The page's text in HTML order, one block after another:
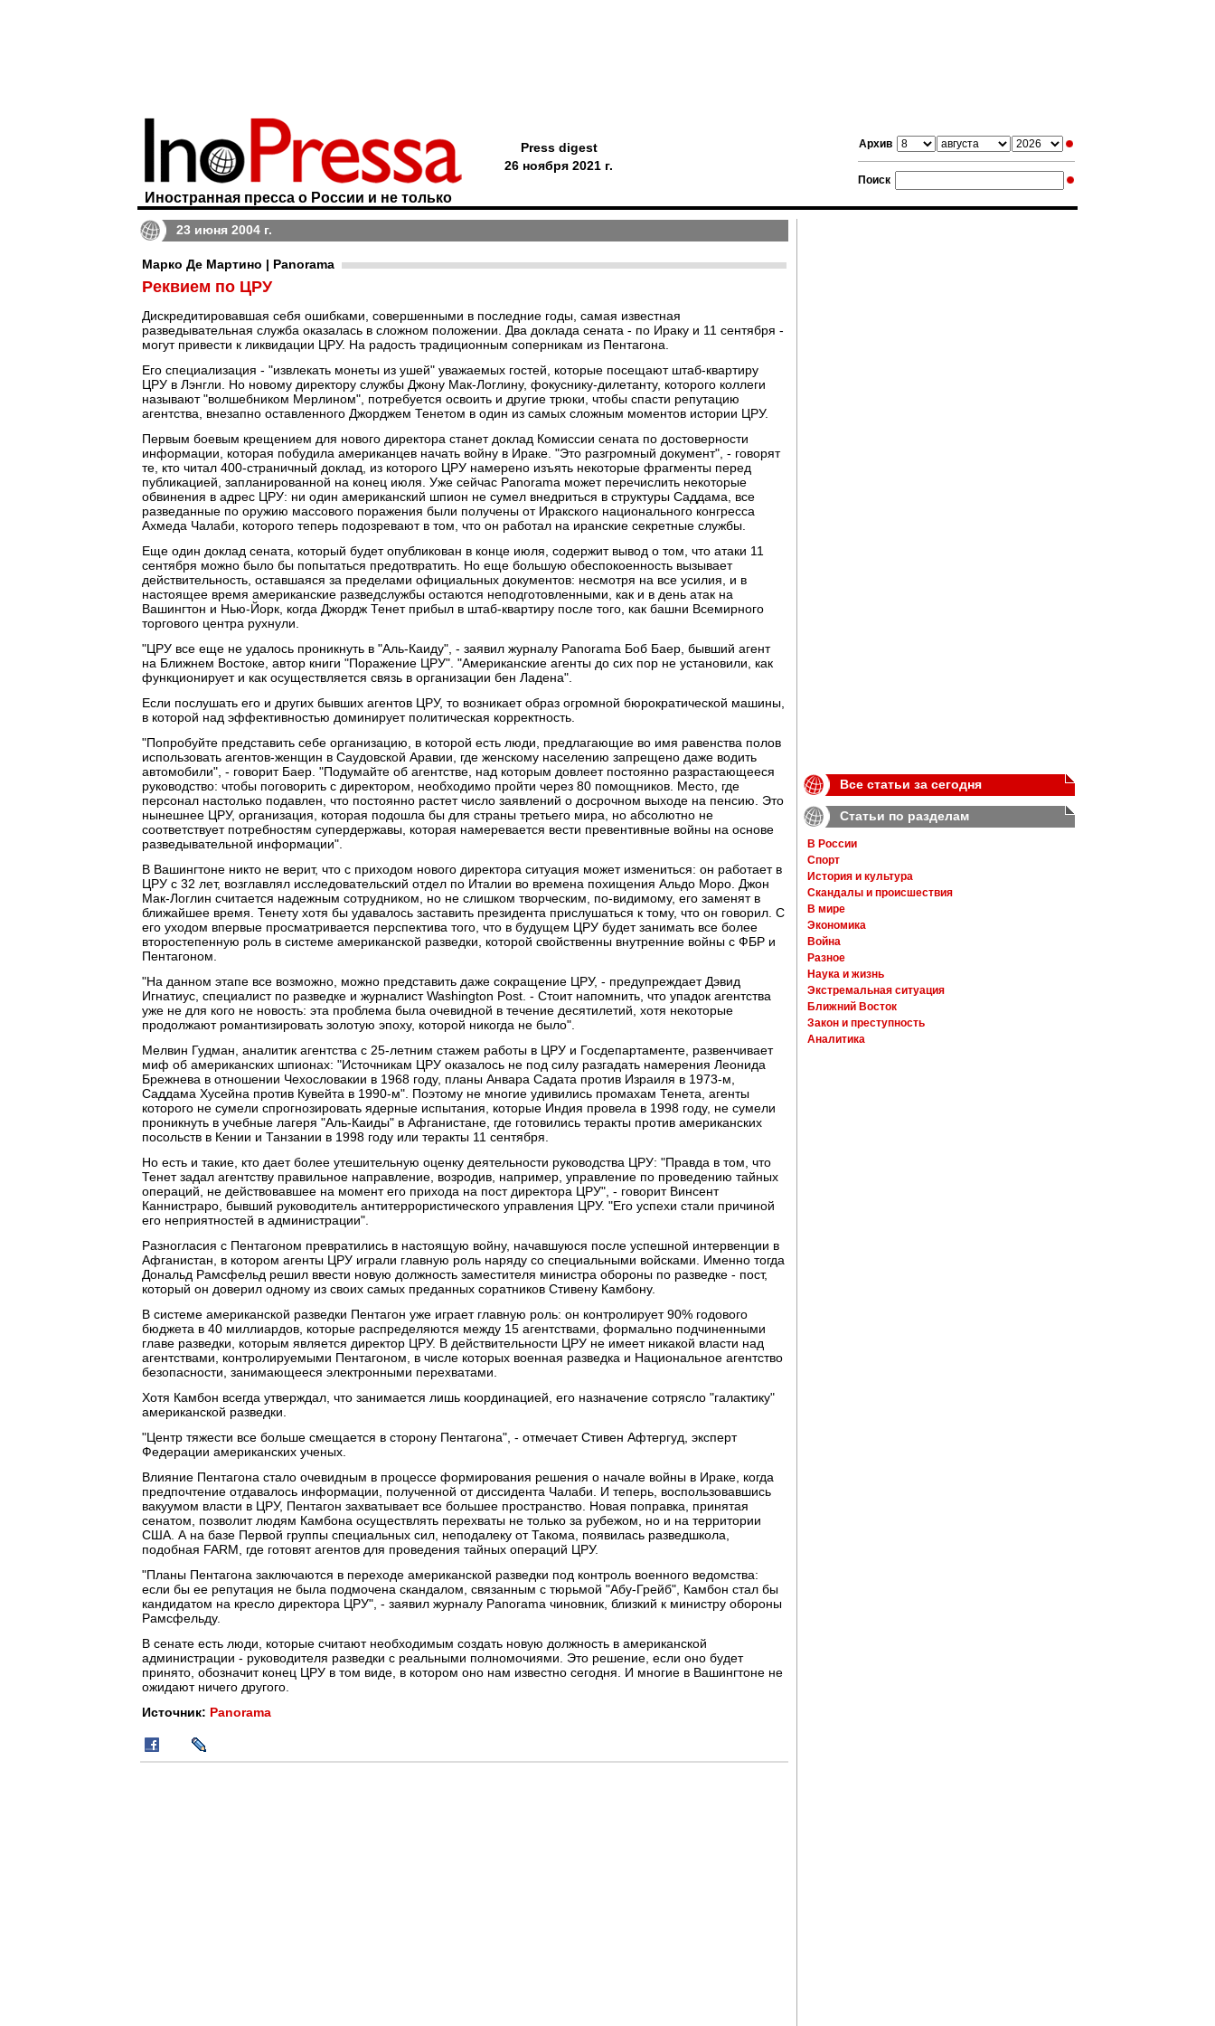
Архив
Поиск
Иностранная пресса о России и не только
Press digest
26 ноября 2021 г.
23 июня 2004 г.
Марко Де Мартино | Panorama
Реквием по ЦРУ
Дискредитировавшая себя ошибками, совершенными в последние годы, самая известная
разведывательная служба оказалась в сложном положении. Два доклада сената - по Ираку и 11 сентября -
могут привести к ликвидации ЦРУ. На радость традиционным соперникам из Пентагона.
Его специализация - "извлекать монеты из ушей" уважаемых гостей, которые посещают штаб-квартиру
ЦРУ в Лэнгли. Но новому директору службы Джону Мак-Логлину, фокуснику-дилетанту, которого коллеги
называют "волшебником Мерлином", потребуется освоить и другие трюки, чтобы спасти репутацию
агентства, внезапно оставленного Джорджем Тенетом в один из самых сложным моментов истории ЦРУ.
Первым боевым крещением для нового директора станет доклад Комиссии сената по достоверности
информации, которая побудила американцев начать войну в Ираке. "Это разгромный документ", - говорят
те, кто читал 400-страничный доклад, из которого ЦРУ намерено изъять некоторые фрагменты перед
публикацией, запланированной на конец июля. Уже сейчас Panorama может перечислить некоторые
обвинения в адрес ЦРУ: ни один американский шпион не сумел внедриться в структуры Саддама, все
разведанные по оружию массового поражения были получены от Иракского национального конгресса
Ахмеда Чалаби, которого теперь подозревают в том, что он работал на иранские секретные службы.
Еще один доклад сената, который будет опубликован в конце июля, содержит вывод о том, что атаки 11
сентября можно было бы попытаться предотвратить. Но еще большую обеспокоенность вызывает
действительность, оставшаяся за пределами официальных документов: несмотря на все усилия, и в
настоящее время американские разведслужбы остаются неподготовленными, как и в день атак на
Вашингтон и Нью-Йорк, когда Джордж Тенет прибыл в штаб-квартиру после того, как башни Всемирного
торгового центра рухнули.
"ЦРУ все еще не удалось проникнуть в "Аль-Каиду", - заявил журналу Panorama Боб Баер, бывший агент
на Ближнем Востоке, автор книги "Поражение ЦРУ". "Американские агенты до сих пор не установили, как
функционирует и как осуществляется связь в организации бен Ладена".
Если послушать его и других бывших агентов ЦРУ, то возникает образ огромной бюрократической машины,
в которой над эффективностью доминирует политическая корректность.
"Попробуйте представить себе организацию, в которой есть люди, предлагающие во имя равенства полов
использовать агентов-женщин в Саудовской Аравии, где женскому населению запрещено даже водить
автомобили", - говорит Баер. "Подумайте об агентстве, над которым довлеет постоянно разрастающееся
руководство: чтобы поговорить с директором, необходимо пройти через 80 помощников. Место, где
персонал настолько подавлен, что постоянно растет число заявлений о досрочном выходе на пенсию. Это
нынешнее ЦРУ, организация, которая подошла бы для страны третьего мира, но абсолютно не
соответствует потребностям супердержавы, которая намеревается вести превентивные войны на основе
разведывательной информации".
В Вашингтоне никто не верит, что с приходом нового директора ситуация может измениться: он работает в
ЦРУ с 32 лет, возглавлял исследовательский отдел по Италии во времена похищения Альдо Моро. Джон
Мак-Логлин считается надежным сотрудником, но не слишком творческим, по-видимому, его заменят в
ближайшее время. Тенету хотя бы удавалось заставить президента прислушаться к тому, что он говорил. С
его уходом впервые просматривается перспектива того, что в будущем ЦРУ будет занимать все более
второстепенную роль в системе американской разведки, которой свойственны внутренние войны с ФБР и
Пентагоном.
"На данном этапе все возможно, можно представить даже сокращение ЦРУ, - предупреждает Дэвид
Игнатиус, специалист по разведке и журналист Washington Post. - Стоит напомнить, что упадок агентства
уже не для кого не новость: эта проблема была очевидной в течение десятилетий, хотя некоторые
продолжают романтизировать золотую эпоху, которой никогда не было".
Мелвин Гудман, аналитик агентства с 25-летним стажем работы в ЦРУ и Госдепартаменте, развенчивает
миф об американских шпионах: "Источникам ЦРУ оказалось не под силу разгадать намерения Леонида
Брежнева в отношении Чехословакии в 1968 году, планы Анвара Садата против Израиля в 1973-м,
Саддама Хусейна против Кувейта в 1990-м". Поэтому не многие удивились промахам Тенета, агенты
которого не сумели спрогнозировать ядерные испытания, которые Индия провела в 1998 году, не сумели
проникнуть в учебные лагеря "Аль-Каиды" в Афганистане, где готовились теракты против американских
посольств в Кении и Танзании в 1998 году или теракты 11 сентября.
Но есть и такие, кто дает более утешительную оценку деятельности руководства ЦРУ: "Правда в том, что
Тенет задал агентству правильное направление, возродив, например, управление по проведению тайных
операций, не действовавшее на момент его прихода на пост директора ЦРУ", - говорит Винсент
Каннистраро, бывший руководитель антитеррористического управления ЦРУ. "Его успехи стали причиной
его неприятностей в администрации".
Разногласия с Пентагоном превратились в настоящую войну, начавшуюся после успешной интервенции в
Афганистан, в котором агенты ЦРУ играли главную роль наряду со специальными войсками. Именно тогда
Дональд Рамсфельд решил ввести новую должность заместителя министра обороны по разведке - пост,
который он доверил одному из своих самых преданных соратников Стивену Камбону.
В системе американской разведки Пентагон уже играет главную роль: он контролирует 90% годового
бюджета в 40 миллиардов, которые распределяются между 15 агентствами, формально подчиненными
главе разведки, которым является директор ЦРУ. В действительности ЦРУ не имеет никакой власти над
агентствами, контролируемыми Пентагоном, в числе которых военная разведка и Национальное агентство
безопасности, занимающееся электронными перехватами.
Хотя Камбон всегда утверждал, что занимается лишь координацией, его назначение сотрясло "галактику"
американской разведки.
"Центр тяжести все больше смещается в сторону Пентагона", - отмечает Стивен Афтергуд, эксперт
Федерации американских ученых.
Влияние Пентагона стало очевидным в процессе формирования решения о начале войны в Ираке, когда
предпочтение отдавалось информации, полученной от диссидента Чалаби. И теперь, воспользовавшись
вакуумом власти в ЦРУ, Пентагон захватывает все большее пространство. Новая поправка, принятая
сенатом, позволит людям Камбона осуществлять перехваты не только за рубежом, но и на территории
США. А на базе Первой группы специальных сил, неподалеку от Такома, появилась разведшкола,
подобная FARM, где готовят агентов для проведения тайных операций ЦРУ.
"Планы Пентагона заключаются в переходе американской разведки под контроль военного ведомства:
если бы ее репутация не была подмочена скандалом, связанным с тюрьмой "Абу-Грейб", Камбон стал бы
кандидатом на кресло директора ЦРУ", - заявил журналу Panorama чиновник, близкий к министру обороны
Рамсфельду.
В сенате есть люди, которые считают необходимым создать новую должность в американской
администрации - руководителя разведки с реальными полномочиями. Это решение, если оно будет
принято, обозначит конец ЦРУ в том виде, в котором оно нам известно сегодня. И многие в Вашингтоне не
ожидают ничего другого.
Источник: Panorama
Все статьи за сегодня
Статьи по разделам
В России
Спорт
История и культура
Скандалы и происшествия
В мире
Экономика
Война
Разное
Наука и жизнь
Экстремальная ситуация
Ближний Восток
Закон и преступность
Аналитика